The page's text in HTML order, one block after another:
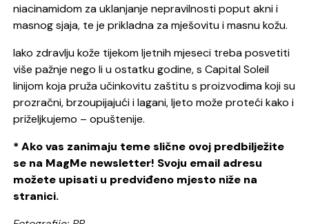
niacinamidom za uklanjanje nepravilnosti poput akni i
masnog sjaja, te je prikladna za mješovitu i masnu kožu.
Iako zdravlju kože tijekom ljetnih mjeseci treba posvetiti
više pažnje nego li u ostatku godine, s Capital Soleil
linijom koja pruža učinkovitu zaštitu s proizvodima koji su
prozračni, brzoupijajući i lagani, ljeto može proteći kako i
priželjkujemo – opuštenije.
* Ako vas zanimaju teme slične ovoj predbilježite
se na MagMe newsletter! Svoju email adresu
možete upisati u predviđeno mjesto niže na
stranici.